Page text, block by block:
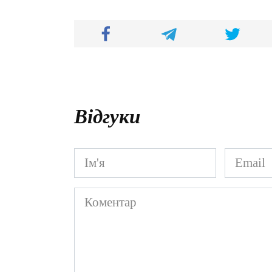
Відгуки
Ім'я
*
Email
*
Коментар